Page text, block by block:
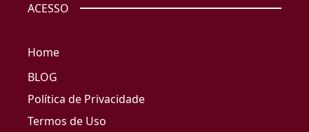
ACESSO
Home
BLOG
Política de Privacidade
Termos de Uso